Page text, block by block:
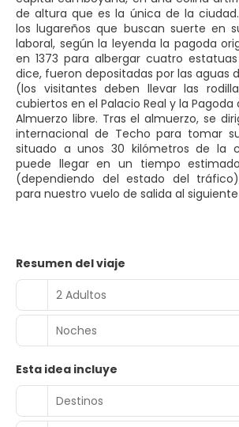
de altura que es la única de la
los lugareños que buscan suerte en
laboral, según la leyenda la pagoda
en 1373 para albergar cuatro
dice, fueron depositadas por las aguas
(los visitantes deben llevar las
cubiertos en el Palacio Real y la Pagoda
Almuerzo libre. Tras el almuerzo, se
internacional de Techo para tomar
situado a unos 30 kilómetros de la
puede llegar en un tiempo
(dependiendo del estado del
para nuestro vuelo de salida al
Resumen del viaje
2 Adultos
Noches
Esta idea incluye
Destinos